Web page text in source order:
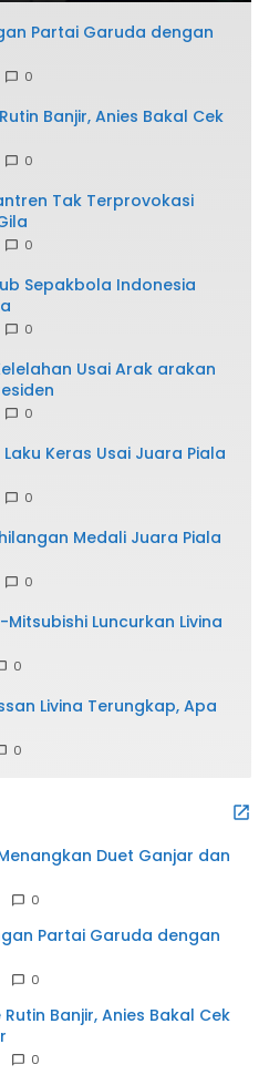
Partai Garuda dengan
0
Banjir, Anies Bakal Cek
0
Tak Terprovokasi
0
Sepakbola Indonesia
0
Usai Arak arakan
0
Keras Usai Juara Piala
0
Medali Juara Piala
0
Mitsubishi Luncurkan Livina
0
Livina Terungkap, Apa
0
Duet Ganjar dan
0
Partai Garuda dengan
0
Banjir, Anies Bakal Cek
0